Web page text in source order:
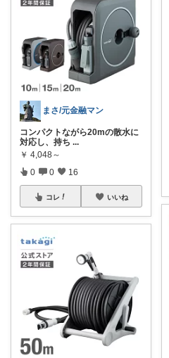
まさ/元金融マン
コンパクトながら20mの散水に
対応し、持ち ...
￥ 4,048～
0 0 16
コレ いいね